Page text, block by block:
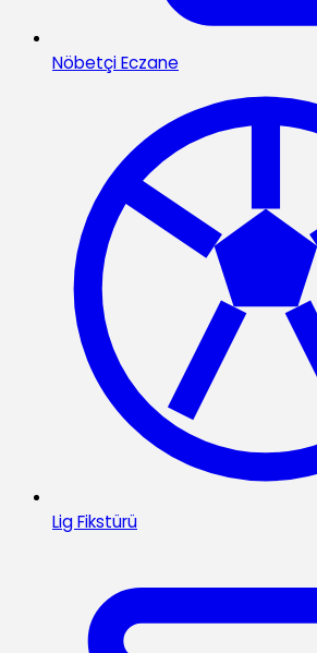
Nöbetçi Eczane
Lig Fikstürü